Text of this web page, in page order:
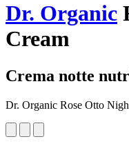
Dr. Organic
Cream
Crema notte
Dr. Organic Rose Otto